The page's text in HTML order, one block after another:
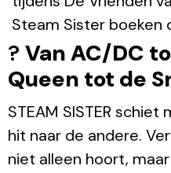
Steam Sister boeken
? Van AC/DC
Queen tot de
STEAM SISTER
hit naar de andere.
niet alleen hoort,